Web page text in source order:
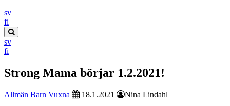
sv
fi
Search
this
sv
fi
Strong Mama börjar 1.2.2021!
Allmän Barn Vuxna 18.1.2021
Nina Lindahl